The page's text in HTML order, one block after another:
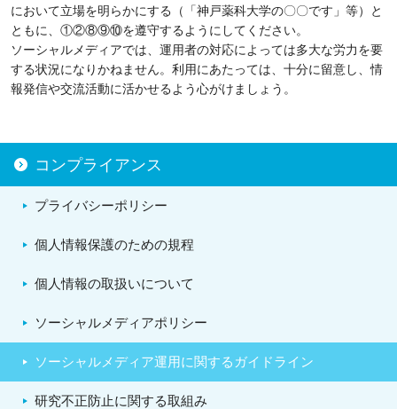
において立場を明らかにする（「神戸薬科大学の〇〇です」等）と
ともに、①②⑧⑨⑩を遵守するようにしてください。
ソーシャルメディアでは、運用者の対応によっては多大な労力を要
する状況になりかねません。利用にあたっては、十分に留意し、情
報発信や交流活動に活かせるよう心がけましょう。
コンプライアンス
プライバシーポリシー
個人情報保護のための規程
個人情報の取扱いについて
ソーシャルメディアポリシー
ソーシャルメディア運用に関するガイドライン
研究不正防止に関する取組み